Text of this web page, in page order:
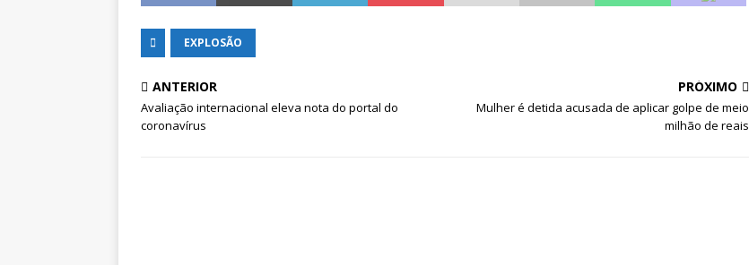
EXPLOSÃO
ANTERIOR
Avaliação internacional eleva nota do portal do
coronavírus
PRÓXIMO
Mulher é detida acusada de aplicar golpe de meio
milhão de reais